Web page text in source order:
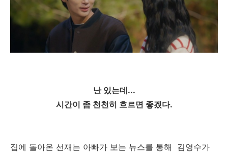
난 있는데...
시간이 좀 천천히 흐르면 좋겠다.
집에 돌아온 선재는 아빠가 보는 뉴스를 통해 김영수가